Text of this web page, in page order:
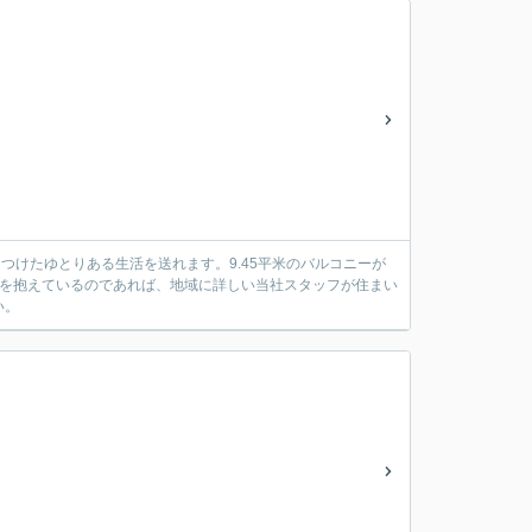
けたゆとりある生活を送れます。9.45平米のバルコニーが
抱えているのであれば、地域に詳しい当社スタッフが住まい